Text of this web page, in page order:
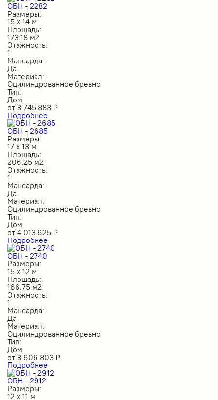
ОБН - 2282
Размеры:
15 х 14 м
Площадь:
173.18 м2
Этажность:
1
Мансарда:
Да
Материал:
Оцилиндрованное бревно
Тип:
Дом
от 3 745 883 ₽
Подробнее
ОБН - 2685
Размеры:
17 х 13 м
Площадь:
206.25 м2
Этажность:
1
Мансарда:
Да
Материал:
Оцилиндрованное бревно
Тип:
Дом
от 4 013 625 ₽
Подробнее
ОБН - 2740
Размеры:
15 х 12 м
Площадь:
166.75 м2
Этажность:
1
Мансарда:
Да
Материал:
Оцилиндрованное бревно
Тип:
Дом
от 3 606 803 ₽
Подробнее
ОБН - 2912
Размеры:
12 х 11 м